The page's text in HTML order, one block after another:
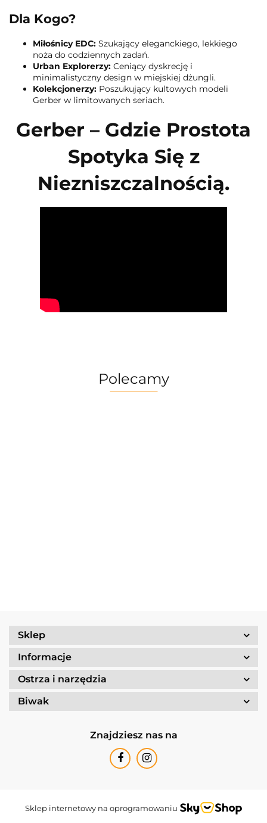
Dla Kogo?
Miłośnicy EDC: Szukający eleganckiego, lekkiego
noża do codziennych zadań.
Urban Explorerzy: Ceniący dyskrecję i
minimalistyczny design w miejskiej dżungli.
Kolekcjonerzy: Poszukujący kultowych modeli
Gerber w limitowanych seriach.
Gerber – Gdzie Prostota
Spotyka Się z
Niezniszczalnością.
Polecamy
Sklep
Informacje
Ostrza i narzędzia
Biwak
Znajdziesz nas na
Sklep internetowy na oprogramowaniu